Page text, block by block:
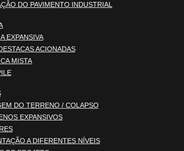
DO PAVIMENTO INDUSTRIAL
EXPANSIVA
ACIONADAS
MISTA
DO TERRENO / COLAPSO
EXPANSIVOS
A DIFERENTES NÍVEIS